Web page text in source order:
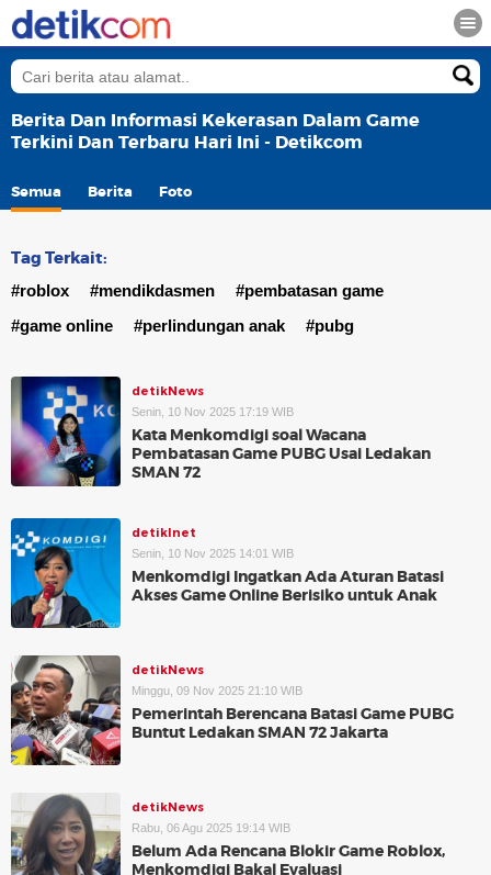
Berita Dan Informasi Kekerasan Dalam Game
Terkini Dan Terbaru Hari Ini - Detikcom
Semua Berita Foto
Tag Terkait:
#roblox #mendikdasmen
#pembatasan game
#game online
#perlindungan anak #pubg
detikNews
Senin, 10 Nov 2025 17:19 WIB
Kata Menkomdigi soal Wacana
Pembatasan Game PUBG Usai Ledakan
SMAN 72
detikInet
Senin, 10 Nov 2025 14:01 WIB
Menkomdigi Ingatkan Ada Aturan Batasi
Akses Game Online Berisiko untuk Anak
detikNews
Minggu, 09 Nov 2025 21:10 WIB
Pemerintah Berencana Batasi Game PUBG
Buntut Ledakan SMAN 72 Jakarta
detikNews
Rabu, 06 Agu 2025 19:14 WIB
Belum Ada Rencana Blokir Game Roblox,
Menkomdigi Bakal Evaluasi